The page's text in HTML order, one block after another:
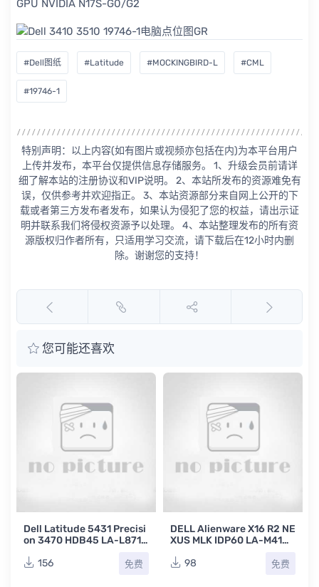
GPU NVIDIA N17S-G0/G2
#Dell图纸 #Latitude #MOCKINGBIRD-L #CML
#19746-1
特别声明：以上内容(如有图片或视频亦包括在内)为本平台用户
上传并发布，本平台仅提供信息存储服务。 1、升级会员前请详
细了解本站的注册协议和VIP说明。 2、本站所发布的资源难免有
误，仅供参考并欢迎指正。 3、本站资源部分来自网上公开的下
载或者第三方发布者发布，如果认为侵犯了您的权益，请出示证
明并联系我们将侵权资源予以处理。 4、本站整理发布的所有资
源版权归作者所有，只适用学习交流，请下载后在12小时内删
除。谢谢您的支持！
您可能还喜欢
Dell Latitude 5431 Precisi
on 3470 HDB45 LA-L871P
本电路图
156 免费
DELL Alienware X16 R2 NE
XUS MLK IDP60 LA-M41AP
位图CAD
98 免费